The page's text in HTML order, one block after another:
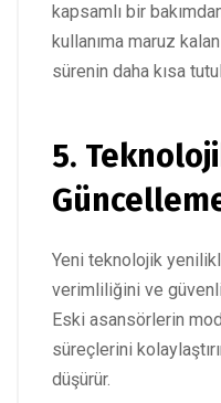
kapsamlı bir
kullanıma maruz
sürenin daha kısa
5.
Yeni teknolojik
verimliliğini ve
Eski asansörlerin
süreçlerini
düşürür.